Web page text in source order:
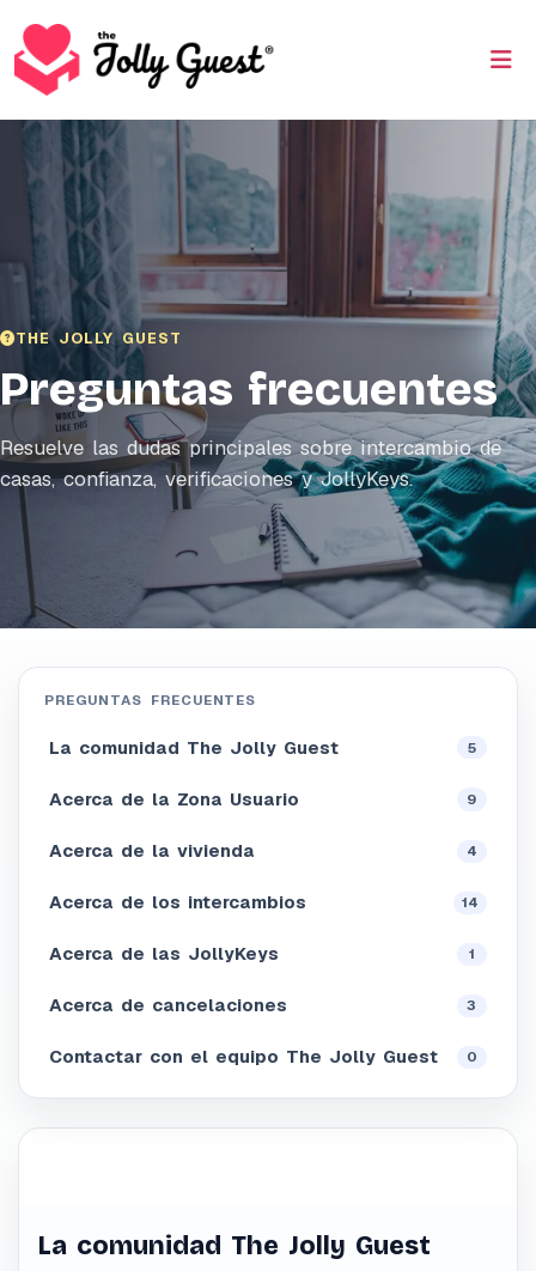
THE JOLLY GUEST
Preguntas frecuentes
Resuelve las dudas principales sobre intercambio de
casas, confianza, verificaciones y JollyKeys.
PREGUNTAS FRECUENTES
La comunidad The Jolly Guest 5
Acerca de la Zona Usuario 9
Acerca de la vivienda 4
Acerca de los intercambios 14
Acerca de las JollyKeys 1
Acerca de cancelaciones 3
Contactar con el equipo The Jolly Guest 0
La comunidad The Jolly Guest